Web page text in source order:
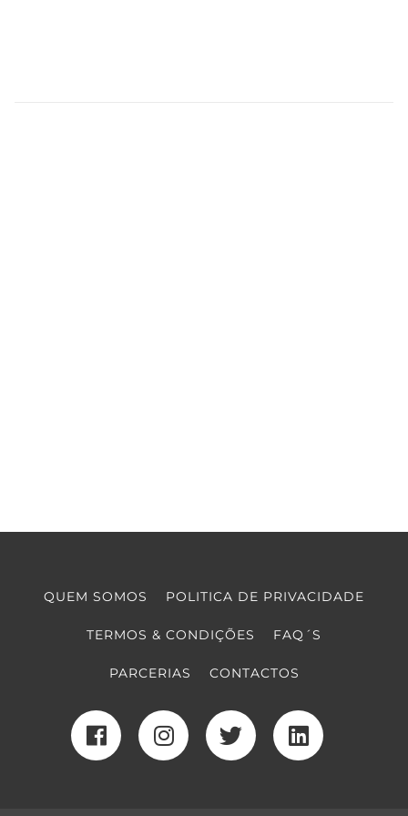
QUEM SOMOS POLITICA DE PRIVACIDADE
TERMOS & CONDIÇÕES FAQ´S
PARCERIAS CONTACTOS